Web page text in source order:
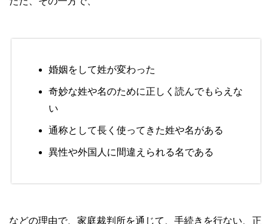
婚姻をして姓が変わった
奇妙な姓や名のために正しく読んでもらえな
い
通称として長く使ってきた姓や名がある
異性や外国人に間違えられる名である
などの理由で、家庭裁判所を通じて、手続きを行ない、正